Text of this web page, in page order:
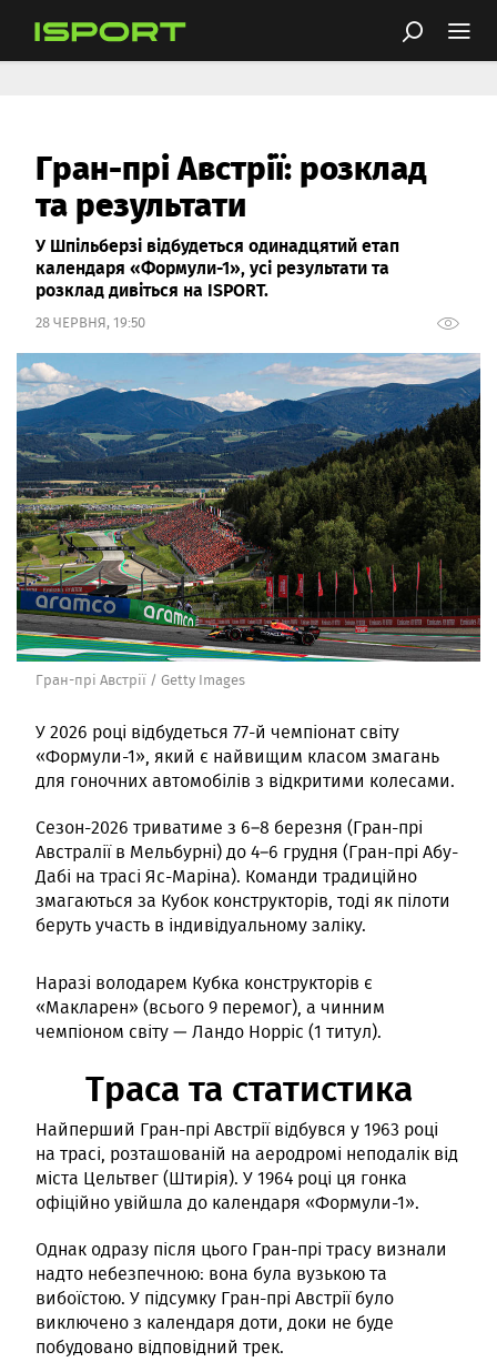
Гран-прі Австрії: розклад
та результати
У Шпільберзі відбудеться одинадцятий етап
календаря «Формули-1», усі результати та
розклад дивіться на ISPORT.
28 ЧЕРВНЯ, 19:50
Гран-прі Австрії / Getty Images
У 2026 році відбудеться 77-й чемпіонат світу
«Формули-1», який є найвищим класом змагань
для гоночних автомобілів з відкритими колесами.
Сезон-2026 триватиме з 6–8 березня (Гран-прі
Австралії в Мельбурні) до 4–6 грудня (Гран-прі Абу-
Дабі на трасі Яс-Маріна). Команди традиційно
змагаються за Кубок конструкторів, тоді як пілоти
беруть участь в індивідуальному заліку.
Наразі володарем Кубка конструкторів є
«Макларен» (всього 9 перемог), а чинним
чемпіоном світу — Ландо Норріс (1 титул).
Траса та статистика
Найперший Гран-прі Австрії відбувся у 1963 році
на трасі, розташованій на аеродромі неподалік від
міста Цельтвег (Штирія). У 1964 році ця гонка
офіційно увійшла до календаря «Формули-1».
Однак одразу після цього Гран-прі трасу визнали
надто небезпечною: вона була вузькою та
вибоїстою. У підсумку Гран-прі Австрії було
виключено з календаря доти, доки не буде
побудовано відповідний трек.